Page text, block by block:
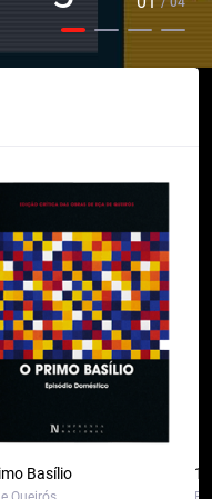
Basílio